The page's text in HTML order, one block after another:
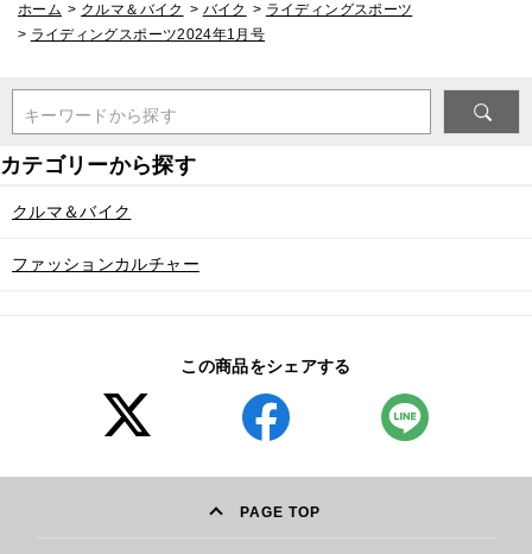
ホーム > クルマ＆バイク > バイク > ライディングスポーツ
> ライディングスポーツ2024年1月号
キーワードから探す
クルマ＆バイク
ファッションカルチャー
この商品をシェアする
PAGE TOP